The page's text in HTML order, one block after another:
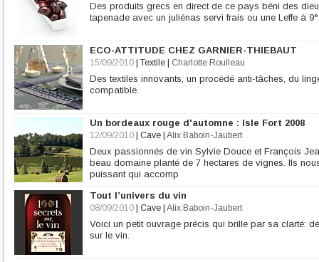
Des produits grecs en direct de ce pays béni des
tapenade avec un juliénas servi frais ou une Leffe à
ECO-ATTITUDE CHEZ GARNIER-THIEBAUT
15/09/2010 Textile Charlotte Roulleau
Des textiles innovants, un procédé anti-tâches, du
compatible.
Un bordeaux rouge d'automne : Isle Fort 2008
12/09/2010 Cave Alix Baboin-Jaubert
Deux passionnés de vin Sylvie Douce et François
beau domaine planté de 7 hectares de vignes. Ils
puissant qui accomp
Tout l’univers du vin
08/09/2010 Cave Alix Baboin-Jaubert
Voici un petit ouvrage précis qui brille par sa clarté:
sur le vin.